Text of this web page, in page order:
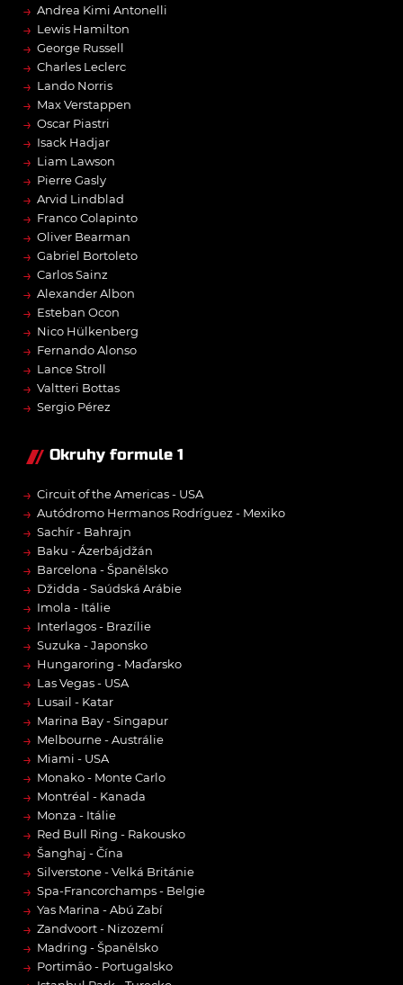
→ Andrea Kimi Antonelli
→ Lewis Hamilton
→ George Russell
→ Charles Leclerc
→ Lando Norris
→ Max Verstappen
→ Oscar Piastri
→ Isack Hadjar
→ Liam Lawson
→ Pierre Gasly
→ Arvid Lindblad
→ Franco Colapinto
→ Oliver Bearman
→ Gabriel Bortoleto
→ Carlos Sainz
→ Alexander Albon
→ Esteban Ocon
→ Nico Hülkenberg
→ Fernando Alonso
→ Lance Stroll
→ Valtteri Bottas
→ Sergio Pérez
Okruhy formule 1
→ Circuit of the Americas - USA
→ Autódromo Hermanos Rodríguez - Mexiko
→ Sachír - Bahrajn
→ Baku - Ázerbájdžán
→ Barcelona - Španělsko
→ Džidda - Saúdská Arábie
→ Imola - Itálie
→ Interlagos - Brazílie
→ Suzuka - Japonsko
→ Hungaroring - Maďarsko
→ Las Vegas - USA
→ Lusail - Katar
→ Marina Bay - Singapur
→ Melbourne - Austrálie
→ Miami - USA
→ Monako - Monte Carlo
→ Montréal - Kanada
→ Monza - Itálie
→ Red Bull Ring - Rakousko
→ Šanghaj - Čína
→ Silverstone - Velká Británie
→ Spa-Francorchamps - Belgie
→ Yas Marina - Abú Zabí
→ Zandvoort - Nizozemí
→ Madring - Španělsko
→ Portimão - Portugalsko